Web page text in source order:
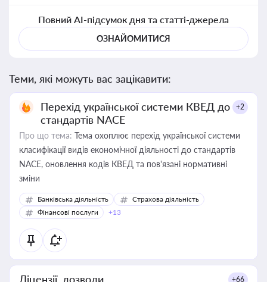
Повний AI-підсумок дня та статті-джерела
ОЗНАЙОМИТИСЯ
Теми, які можуть вас зацікавити:
Перехід української системи КВЕД до
стандартів NACE
+2
Про що тема: Тема охоплює перехід української системи
класифікації видів економічної діяльності до стандартів
NACE, оновлення кодів КВЕД та пов'язані нормативні
зміни
Банківська діяльність
Страхова діяльність
Фінансові послуги
+13
Ліцензії, дозволи +66